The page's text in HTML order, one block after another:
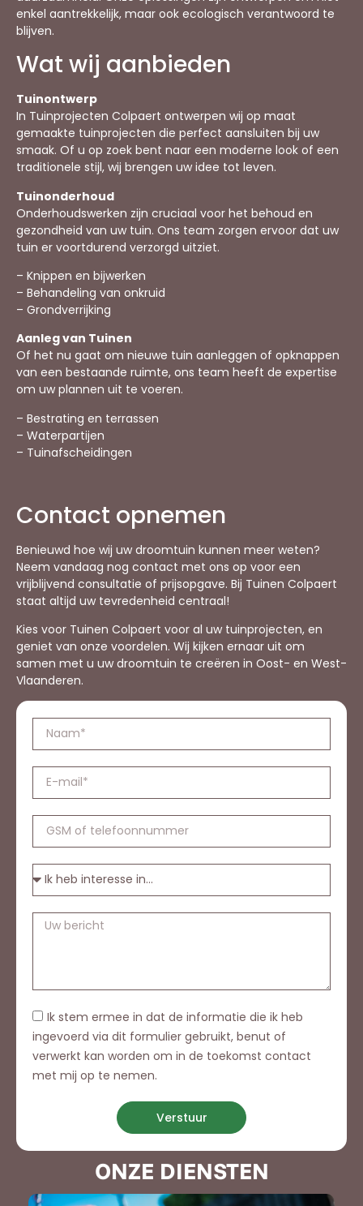
enkel aantrekkelijk, maar ook ecologisch verantwoord te
blijven.
Wat wij aanbieden
Tuinontwerp
In Tuinprojecten Colpaert ontwerpen wij op maat
gemaakte tuinprojecten die perfect aansluiten bij uw
smaak. Of u op zoek bent naar een moderne look of een
traditionele stijl, wij brengen uw idee tot leven.
Tuinonderhoud
Onderhoudswerken zijn cruciaal voor het behoud en
gezondheid van uw tuin. Ons team zorgen ervoor dat uw
tuin er voortdurend verzorgd uitziet.
– Knippen en bijwerken
– Behandeling van onkruid
– Grondverrijking
Aanleg van Tuinen
Of het nu gaat om nieuwe tuin aanleggen of opknappen
van een bestaande ruimte, ons team heeft de expertise
om uw plannen uit te voeren.
– Bestrating en terrassen
– Waterpartijen
– Tuinafscheidingen
Contact opnemen
Benieuwd hoe wij uw droomtuin kunnen meer weten?
Neem vandaag nog contact met ons op voor een
vrijblijvend consultatie of prijsopgave. Bij Tuinen Colpaert
staat altijd uw tevredenheid centraal!
Kies voor Tuinen Colpaert voor al uw tuinprojecten, en
geniet van onze voordelen. Wij kijken ernaar uit om
samen met u uw droomtuin te creëren in Oost- en West-
Vlaanderen.
Ik stem ermee in dat de informatie die ik heb
ingevoerd via dit formulier gebruikt, benut of
verwerkt kan worden om in de toekomst contact
met mij op te nemen.
Verstuur
ONZE DIENSTEN